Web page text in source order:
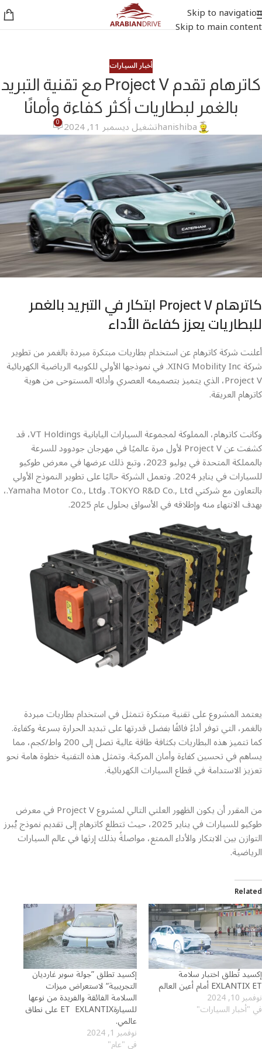
Skip to navigation
Skip to main content
أخبار السيارات
كاترهام تقدم Project V مع تقنية التبريد
بالغمر لبطاريات أكثر كفاءة وأمانًا
hanishibaتشغيل ديسمبر 11, 2024 0
كاترهام Project V ابتكار في التبريد بالغمر
للبطاريات يعزز كفاءة الأداء
أعلنت شركة كاترهام عن استخدام بطاريات مبتكرة مبردة بالغمر من تطوير
شركة XING Mobility Inc. في نموذجها الأولي للكوبيه الرياضية الكهربائية
Project V، الذي يتميز بتصميمه العصري وأدائه المستوحى من هوية
كاترهام العريقة.
وكانت كاترهام، المملوكة لمجموعة السيارات اليابانية VT Holdings، قد
كشفت عن Project V لأول مرة عالميًا في مهرجان جودوود للسرعة
بالمملكة المتحدة في يوليو 2023، وتبع ذلك عرضها في معرض طوكيو
للسيارات في يناير 2024. وتعمل الشركة حاليًا على تطوير النموذج الأولي
بالتعاون مع شركتي TOKYO R&D Co., Ltd. وYamaha Motor Co., Ltd.،
بهدف الانتهاء منه وإطلاقه في الأسواق بحلول عام 2025.
يعتمد المشروع على تقنية مبتكرة تتمثل في استخدام بطاريات مبردة
بالغمر، التي توفر أداءً فائقًا بفضل قدرتها على تبديد الحرارة بسرعة وكفاءة.
كما تتميز هذه البطاريات بكثافة طاقة عالية تصل إلى 200 واط/كجم، مما
يساهم في تحسين كفاءة وأمان المركبة. وتمثل هذه التقنية خطوة هامة نحو
تعزيز الاستدامة في قطاع السيارات الكهربائية.
من المقرر أن يكون الظهور العلني التالي لمشروع Project V في معرض
طوكيو للسيارات في يناير 2025، حيث تتطلع كاترهام إلى تقديم نموذج يُبرز
التوازن بين الابتكار والأداء الممتع، مواصلةً بذلك إرثها في عالم السيارات
الرياضية.
Related
إكسيد تُطلق اختبار سلامة
EXLANTIX ET أمام أعين العالم
نوفمبر 10, 2024
في "أخبار السيارات"
إكسيد تطلق ”جولة سوبر غارديان
التجريبية“ لاستعراض ميزات
السلامة الفائقة والفريدة من نوعها
للسيارةET EXLANTIX على نطاق
عالمي.
نوفمبر 1, 2024
في "عام"